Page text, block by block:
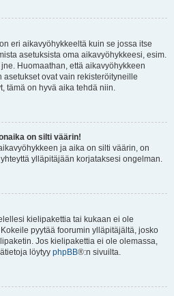
eri aikavyöhykkeeltä kuin se jossa itse
asetuksista oma aikavyöhykkeesi, esim.
Huomaathan, että aikavyöhykkeen
ovat vain rekisteröityneille
tämä on hyvä aika tehdä niin.
on silti väärin!
ja aika on silti väärin, on
ylläpitäjään korjataksesi ongelman.
kielipakettia tai kukaan ei ole
pyytää foorumin ylläpitäjältä, josko
Jos kielipakettia ei ole olemassa,
löytyy phpBB®:n sivuilta.